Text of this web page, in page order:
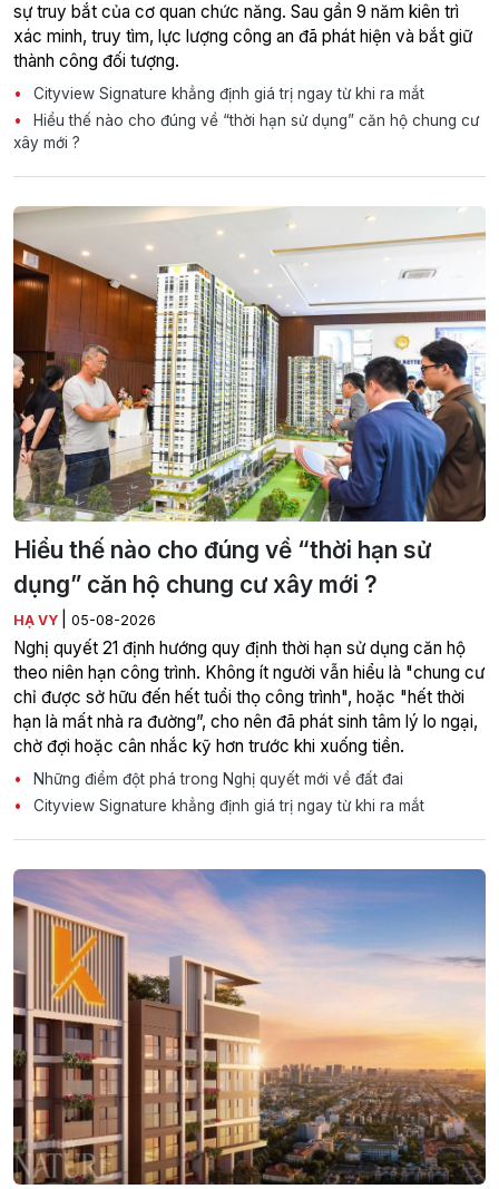
sự truy bắt của cơ quan chức năng. Sau gần 9 năm kiên trì
xác minh, truy tìm, lực lượng công an đã phát hiện và bắt giữ
thành công đối tượng.
Cityview Signature khẳng định giá trị ngay từ khi ra mắt
Hiểu thế nào cho đúng về “thời hạn sử dụng” căn hộ chung cư
xây mới ?
Hiểu thế nào cho đúng về “thời hạn sử
dụng” căn hộ chung cư xây mới ?
HẠ VY 05-08-2026
Nghị quyết 21 định hướng quy định thời hạn sử dụng căn hộ
theo niên hạn công trình. Không ít người vẫn hiểu là "chung cư
chỉ được sở hữu đến hết tuổi thọ công trình", hoặc "hết thời
hạn là mất nhà ra đường”, cho nên đã phát sinh tâm lý lo ngại,
chờ đợi hoặc cân nhắc kỹ hơn trước khi xuống tiền.
Những điểm đột phá trong Nghị quyết mới về đất đai
Cityview Signature khẳng định giá trị ngay từ khi ra mắt